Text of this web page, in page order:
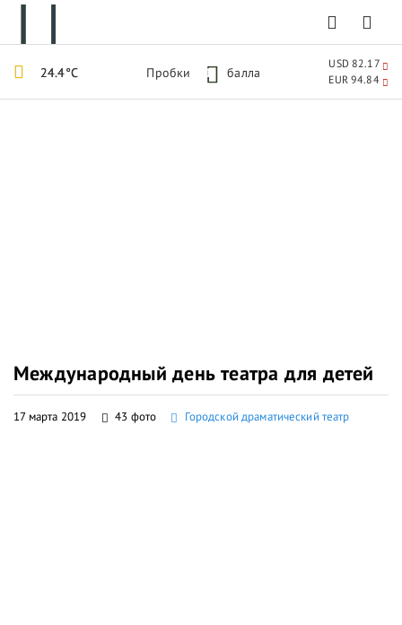
Международный день театра для детей
17 марта 2019 43 фото Городской драматический театр
24.4°C Пробки 1 балла
USD 82.17
EUR 94.84